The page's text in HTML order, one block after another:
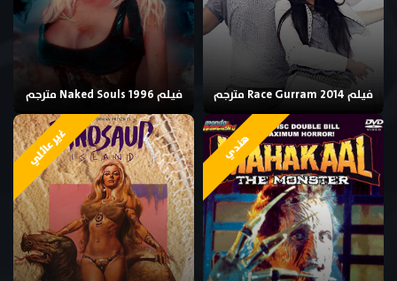
فيلم Race Gurram 2014 مترجم فيلم Naked Souls 1996 مترجم
هندي غير عائلي